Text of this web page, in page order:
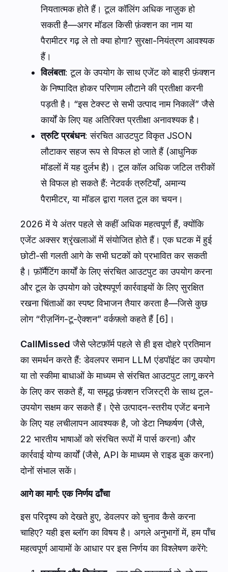
नियतात्मक होते हैं। टूल कॉलिंग अधिक नाज़ुक हो
सकती है—अगर मॉडल किसी फ़ंक्शन का नाम या
पैरामीटर गढ़ ले तो क्या होगा? सुरक्षा-नियंत्रण आवश्यक
हैं।
विलंबता: टूल के उपयोग के साथ एजेंट को बाहरी फ़ंक्शन
के निष्पादित होकर परिणाम लौटाने की प्रतीक्षा करनी
पड़ती है। “इस टेक्स्ट से सभी उत्पाद नाम निकालें” जैसे
कार्यों के लिए यह अतिरिक्त प्रतीक्षा अनावश्यक है।
त्रुटि प्रबंधन: संरचित आउटपुट विकृत JSON
लौटाकर सहज रूप से विफल हो जाते हैं (आधुनिक
मॉडलों में यह दुर्लभ है)। टूल कॉल अधिक जटिल तरीकों
से विफल हो सकते हैं: नेटवर्क त्रुटियाँ, अमान्य
पैरामीटर, या मॉडल द्वारा गलत टूल का चयन।
2026 में ये अंतर पहले से कहीं अधिक महत्वपूर्ण हैं, क्योंकि
एजेंट अक्सर श्रृंखलाओं में संयोजित होते हैं। एक घटक में हुई
छोटी-सी गलती आगे के सभी घटकों को प्रभावित कर सकती
है। फ़ॉर्मैटिंग कार्यों के लिए संरचित आउटपुट का उपयोग करना
और टूल के उपयोग को उद्देश्यपूर्ण कार्रवाइयों के लिए सुरक्षित
रखना चिंताओं का स्पष्ट विभाजन तैयार करता है—जिसे कुछ
लोग “रीज़निंग-टू-ऐक्शन” वर्कफ़्लो कहते हैं [6]।
CallMissed जैसे प्लेटफ़ॉर्म पहले से ही इस दोहरे प्रतिमान
का समर्थन करते हैं: डेवलपर समान LLM एंडपॉइंट का उपयोग
या तो स्कीमा बाधाओं के माध्यम से संरचित आउटपुट लागू करने
के लिए कर सकते हैं, या समृद्ध फ़ंक्शन रजिस्ट्री के साथ टूल-
उपयोग सक्षम कर सकते हैं। ऐसे उत्पादन-स्तरीय एजेंट बनाने
के लिए यह लचीलापन आवश्यक है, जो डेटा निष्कर्षण (जैसे,
22 भारतीय भाषाओं को संरचित रूपों में पार्स करना) और
कार्रवाई योग्य कार्यों (जैसे, API के माध्यम से राइड बुक करना)
दोनों संभाल सकें।
आगे का मार्ग: एक निर्णय ढाँचा
इस परिदृश्य को देखते हुए, डेवलपर को चुनाव कैसे करना
चाहिए? यही इस ब्लॉग का विषय है। अगले अनुभागों में, हम पाँच
महत्वपूर्ण आयामों के आधार पर इस निर्णय का विश्लेषण करेंगे: